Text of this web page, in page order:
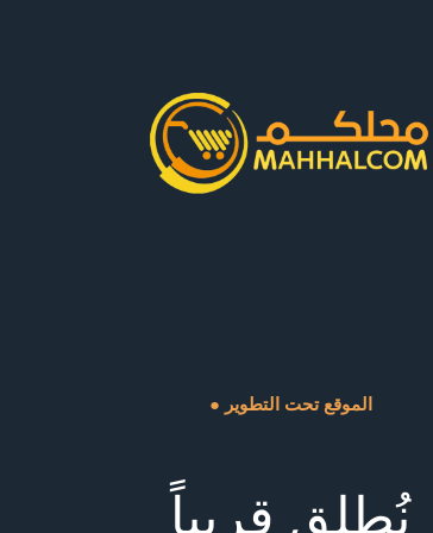
● الموقع تحت التطوير
نُطلق قريباً